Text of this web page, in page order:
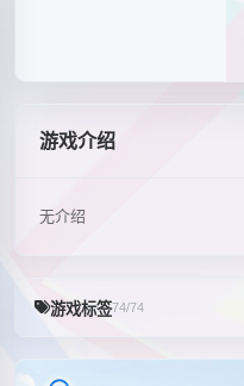
游戏介绍
无介绍
游戏标签74/74